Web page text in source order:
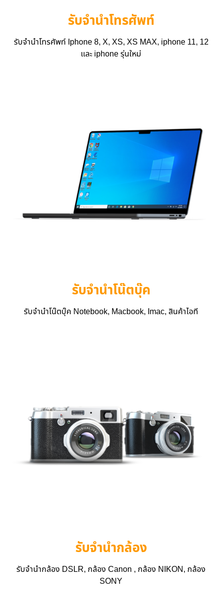
รับจำนำโทรศัพท์
รับจำนำโทรศัพท์ Iphone 8, X, XS, XS MAX, iphone 11, 12
และ iphone รุ่นใหม่
รับจำนำโน๊ตบุ๊ค
รับจำนำโน๊ตบุ๊ค Notebook, Macbook, Imac, สินค้าไอที
รับจำนำกล้อง
รับจำนำกล้อง DSLR, กล้อง Canon , กล้อง NIKON, กล้อง
SONY